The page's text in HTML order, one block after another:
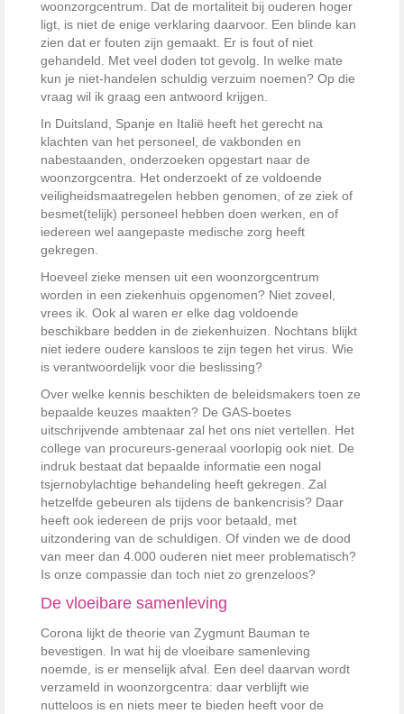
woonzorgcentrum. Dat de mortaliteit bij ouderen hoger
ligt, is niet de enige verklaring daarvoor. Een blinde kan
zien dat er fouten zijn gemaakt. Er is fout of niet
gehandeld. Met veel doden tot gevolg. In welke mate
kun je niet-handelen schuldig verzuim noemen? Op die
vraag wil ik graag een antwoord krijgen.
In Duitsland, Spanje en Italië heeft het gerecht na
klachten van het personeel, de vakbonden en
nabestaanden, onderzoeken opgestart naar de
woonzorgcentra. Het onderzoekt of ze voldoende
veiligheidsmaatregelen hebben genomen, of ze ziek of
besmet(telijk) personeel hebben doen werken, en of
iedereen wel aangepaste medische zorg heeft
gekregen.
Hoeveel zieke mensen uit een woonzorgcentrum
worden in een ziekenhuis opgenomen? Niet zoveel,
vrees ik. Ook al waren er elke dag voldoende
beschikbare bedden in de ziekenhuizen. Nochtans blijkt
niet iedere oudere kansloos te zijn tegen het virus. Wie
is verantwoordelijk voor die beslissing?
Over welke kennis beschikten de beleidsmakers toen ze
bepaalde keuzes maakten? De GAS-boetes
uitschrijvende ambtenaar zal het ons niet vertellen. Het
college van procureurs-generaal voorlopig ook niet. De
indruk bestaat dat bepaalde informatie een nogal
tsjernobylachtige behandeling heeft gekregen. Zal
hetzelfde gebeuren als tijdens de bankencrisis? Daar
heeft ook iedereen de prijs voor betaald, met
uitzondering van de schuldigen. Of vinden we de dood
van meer dan 4.000 ouderen niet meer problematisch?
Is onze compassie dan toch niet zo grenzeloos?
De vloeibare samenleving
Corona lijkt de theorie van Zygmunt Bauman te
bevestigen. In wat hij de vloeibare samenleving
noemde, is er menselijk afval. Een deel daarvan wordt
verzameld in woonzorgcentra: daar verblijft wie
nutteloos is en niets meer te bieden heeft voor de